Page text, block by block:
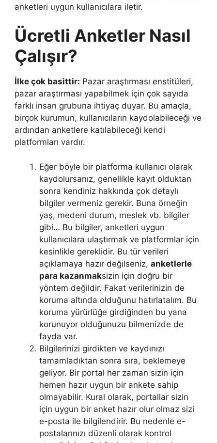
anketleri uygun kullanıcılara iletir.
Ücretli Anketler Nasıl
Çalışır?
İlke çok basittir: Pazar araştırması enstitüleri,
pazar araştırması yapabilmek için çok sayıda
farklı insan grubuna ihtiyaç duyar. Bu amaçla,
birçok kurumun, kullanıcıların kaydolabileceği ve
ardından anketlere katılabileceği kendi
platformları vardır.
Eğer böyle bir platforma kullanıcı olarak
kaydolursanız, genellikle kayıt olduktan
sonra kendiniz hakkında çok detaylı
bilgiler vermeniz gerekir. Buna örneğin
yaş, medeni durum, meslek vb. bilgiler
gibi… Bu bilgiler, anketleri uygun
kullanıcılara ulaştırmak ve platformlar için
kesinlikle gereklidir. Bu tür verileri
açıklamaya hazır değilseniz, anketlerle
para kazanmaksizin için doğru bir
yöntem değildir. Fakat verilerinizin de
koruma altında olduğunu hatırlatalım. Bu
koruma yürürlüğe girdiğinden bu yana
korunuyor olduğunuzu bilmenizde de
fayda var.
Bilgilerinizi girdikten ve kaydınızı
tamamladıktan sonra sıra, beklemeye
geliyor. Bir portal her zaman sizin için
hemen hazır uygun bir ankete sahip
olmayabilir. Kural olarak, portallar sizin
için uygun bir anket hazır olur olmaz sizi
e-posta ile bilgilendirir. Bu nedenle e-
postalarınızı düzenli olarak kontrol